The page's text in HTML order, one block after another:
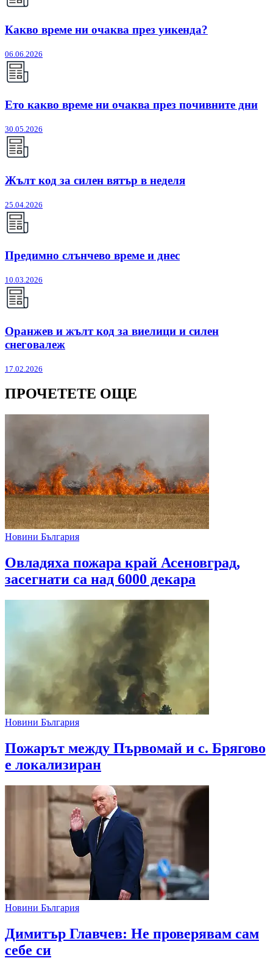
Какво време ни очаква през уикенда?
06.06.2026
Ето какво време ни очаква през почивните дни
30.05.2026
Жълт код за силен вятър в неделя
25.04.2026
Предимно слънчево време и днес
10.03.2026
Оранжев и жълт код за виелици и силен
снеговалеж
17.02.2026
ПРОЧЕТЕТЕ ОЩЕ
Новини България
Овладяха пожара край Асеновград,
засегнати са над 6000 декара
Новини България
Пожарът между Първомай и с. Брягово
е локализиран
Новини България
Димитър Главчев: Не проверявам сам
себе си